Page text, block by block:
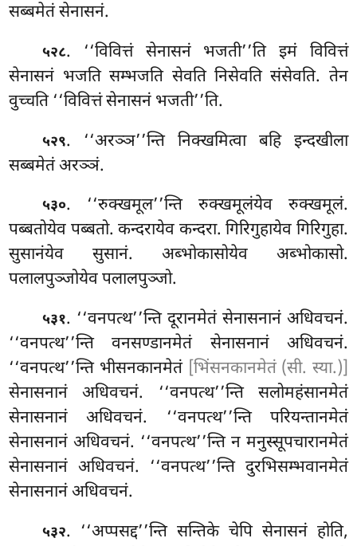
सब्बमेतं सेनासनं.
५२८. ‘‘विवित्तं सेनासनं भजती’’ति इमं विवित्तं
सेनासनं भजति सम्भजति सेवति निसेवति संसेवति. तेन
वुच्चति ‘‘विवित्तं सेनासनं भजती’’ति.
५२९. ‘‘अरञ्ञ’’न्ति निक्खमित्वा बहि इन्दखीला
सब्बमेतं अरञ्ञं.
५३०. ‘‘रुक्खमूल’’न्ति रुक्खमूलंयेव रुक्खमूलं.
पब्बतोयेव पब्बतो. कन्दरायेव कन्दरा. गिरिगुहायेव गिरिगुहा.
सुसानंयेव सुसानं. अब्भोकासोयेव अब्भोकासो.
पलालपुञ्जोयेव पलालपुञ्जो.
५३१. ‘‘वनपत्थ’’न्ति दूरानमेतं सेनासनानं अधिवचनं.
‘‘वनपत्थ’’न्ति वनसण्डानमेतं सेनासनानं अधिवचनं.
‘‘वनपत्थ’’न्ति भीसनकानमेतं [भिंसनकानमेतं (सी. स्या.)]
सेनासनानं अधिवचनं. ‘‘वनपत्थ’’न्ति सलोमहंसानमेतं
सेनासनानं अधिवचनं. ‘‘वनपत्थ’’न्ति परियन्तानमेतं
सेनासनानं अधिवचनं. ‘‘वनपत्थ’’न्ति न मनुस्सूपचारानमेतं
सेनासनानं अधिवचनं. ‘‘वनपत्थ’’न्ति दुरभिसम्भवानमेतं
सेनासनानं अधिवचनं.
५३२. ‘‘अप्पसद्द’’न्ति सन्तिके चेपि सेनासनं होति,